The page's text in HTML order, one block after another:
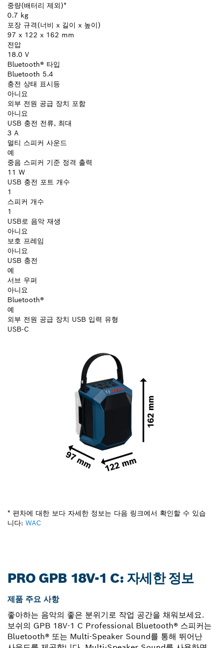
중량(배터리 제외)*
0.7 kg
포장 규격(너비 x 길이 x 높이)
97 x 122 x 162 mm
전압
18.0 V
Bluetooth® 타입
Bluetooth 5.4
충전 상태 표시등
아니요
외부 전원 공급 장치 포함
아니요
USB 충전 전류, 최대
3 A
멀티 스피커 사운드
예
중음 스피커 기준 정격 출력
11 W
USB 충전 포트 개수
1
스피커 개수
1
USB로 음악 재생
아니요
보호 프레임
아니요
USB 충전
예
서브 우퍼
아니요
Bluetooth®
예
외부 전원 공급 장치 USB 입력 유형
USB-C
* 편차에 대한 보다 자세한 정보는 다음 링크에서 확인할 수 있습
니다: WAC
PRO GPB 18V-1 C: 자세한 정보
제품 주요 사항
좋아하는 음악의 좋은 분위기로 작업 공간을 채워보세요.
보쉬의 GPB 18V-1 C Professional Bluetooth® 스피커는
Bluetooth® 또는 Multi-Speaker Sound를 통해 뛰어난